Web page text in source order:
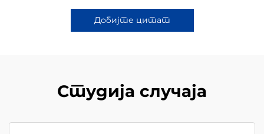
Добијте цитат
Студија случаја